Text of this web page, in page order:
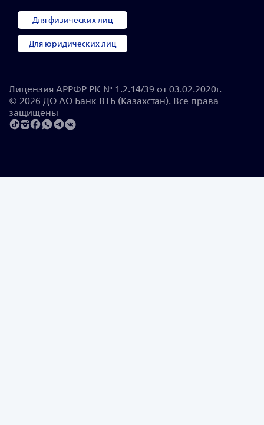
Для физических лиц
Для юридических лиц
Лицензия АРРФР РК № 1.2.14/39 от 03.02.2020г.
© 2026 ДО АО Банк ВТБ (Казахстан). Все права
защищены